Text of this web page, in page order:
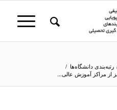
رتبه‌بندی دانشگاه‌ها /
از مراکز آموزش عالی...